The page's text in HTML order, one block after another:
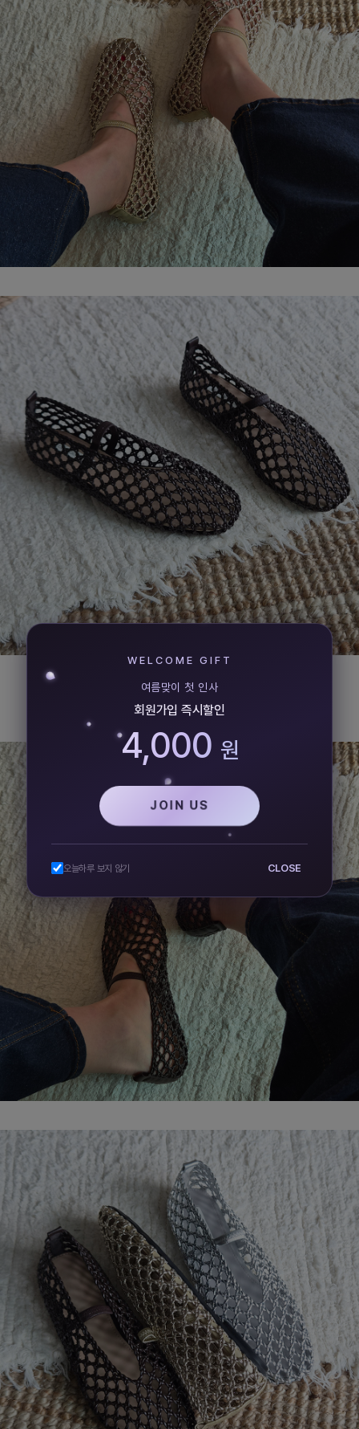
다크브라운
(블랙을 대체할수 있는 다크한 톤)
WELCOME GIFT
여름맞이 첫 인사
회원가입 즉시할인
4,000 원
JOIN US
오늘하루 보지 않기 CLOSE